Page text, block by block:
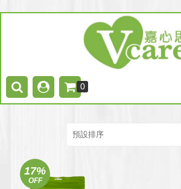
0
17%
OFF